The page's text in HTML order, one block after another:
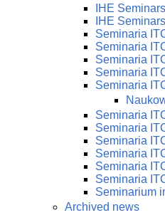
IHE Seminars
IHE Seminars
Seminaria
Seminaria
Seminaria
Seminaria
Seminaria
Seminaria
Seminaria
Seminaria
Seminaria
Seminaria
Seminaria
Seminarium
Archived news